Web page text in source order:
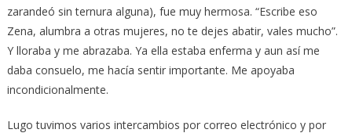
zarandeó sin ternura alguna), fue muy hermosa. “Escribe eso
Zena, alumbra a otras mujeres, no te dejes abatir, vales mucho”.
Y lloraba y me abrazaba. Ya ella estaba enferma y aun así me
daba consuelo, me hacía sentir importante. Me apoyaba
incondicionalmente.
Lugo tuvimos varios intercambios por correo electrónico y por